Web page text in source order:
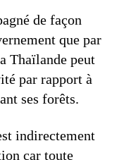
de façon
que par
Thaïlande peut
par rapport à
ses forêts.
indirectement
car toute